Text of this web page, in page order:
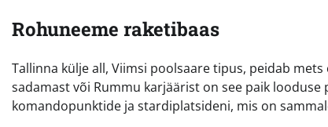
Rohuneeme raketibaas
Tallinna külje all, Viimsi poolsaare tipus, peidab mets
sadamast või Rummu karjäärist on see paik
komandopunktide ja stardiplatsideni, mis on